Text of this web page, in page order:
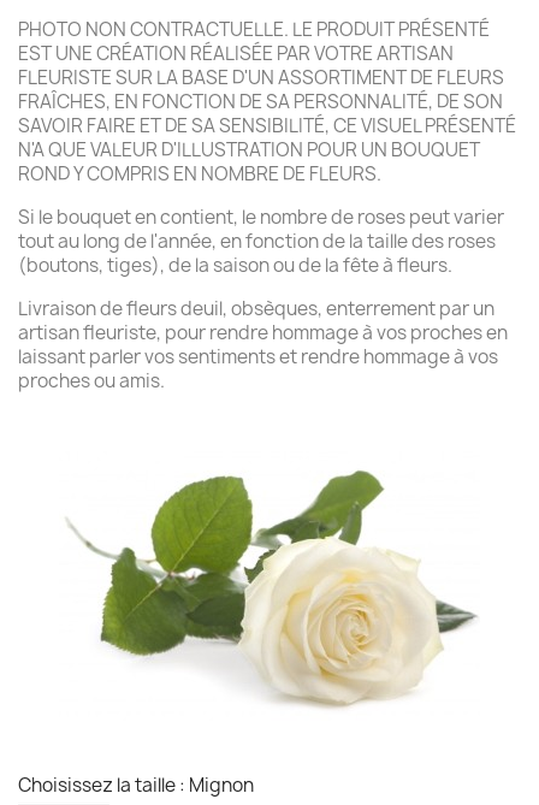
PHOTO NON CONTRACTUELLE. LE PRODUIT PRÉSENTÉ
EST UNE CRÉATION RÉALISÉE PAR VOTRE ARTISAN
FLEURISTE SUR LA BASE D'UN ASSORTIMENT DE FLEURS
FRAÎCHES, EN FONCTION DE SA PERSONNALITÉ, DE SON
SAVOIR FAIRE ET DE SA SENSIBILITÉ, CE VISUEL PRÉSENTÉ
N'A QUE VALEUR D'ILLUSTRATION POUR UN BOUQUET
ROND Y COMPRIS EN NOMBRE DE FLEURS.
Si le bouquet en contient, le nombre de roses peut varier
tout au long de l'année, en fonction de la taille des roses
(boutons, tiges), de la saison ou de la fête à fleurs.
Livraison de fleurs deuil, obsèques, enterrement par un
artisan fleuriste, pour rendre hommage à vos proches en
laissant parler vos sentiments et rendre hommage à vos
proches ou amis.
Choisissez la taille : Mignon